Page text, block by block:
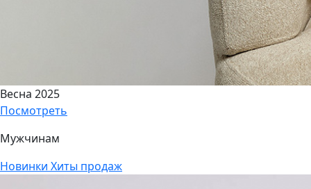
Весна 2025
Посмотреть
Мужчинам
Новинки Хиты продаж